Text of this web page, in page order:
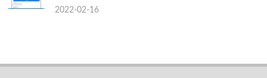
2022-02-16